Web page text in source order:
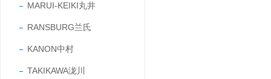
MARUI-KEIKI丸井
RANSBURG兰氏
KANON中村
TAKIKAWA泷川